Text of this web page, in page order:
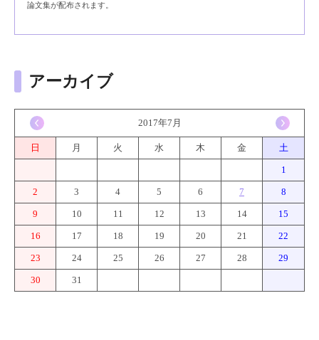
論文集が配布されます。
アーカイブ
2017年7月
日 月 火 水 木 金 土
1
2 3 4 5 6 7 8
9 10 11 12 13 14 15
16 17 18 19 20 21 22
23 24 25 26 27 28 29
30 31